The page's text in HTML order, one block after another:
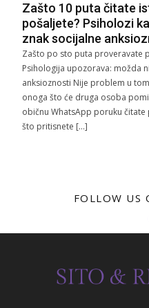
Zašto 10 puta čitate
pošaljete? Psiholozi
znak socijalne
Zašto po sto puta proveravate
Psihologija upozorava: možda
anksioznosti Nije problem u
onoga što će druga osoba
običnu WhatsApp poruku
što pritisnete […]
FOLLOW US